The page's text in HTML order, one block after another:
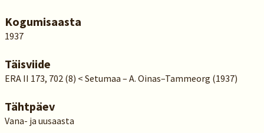
Kogumisaasta
1937
Täisviide
ERA II 173, 702 (8) < Setumaa – A. Oinas–Tammeorg (1937)
Tähtpäev
Vana- ja uusaasta